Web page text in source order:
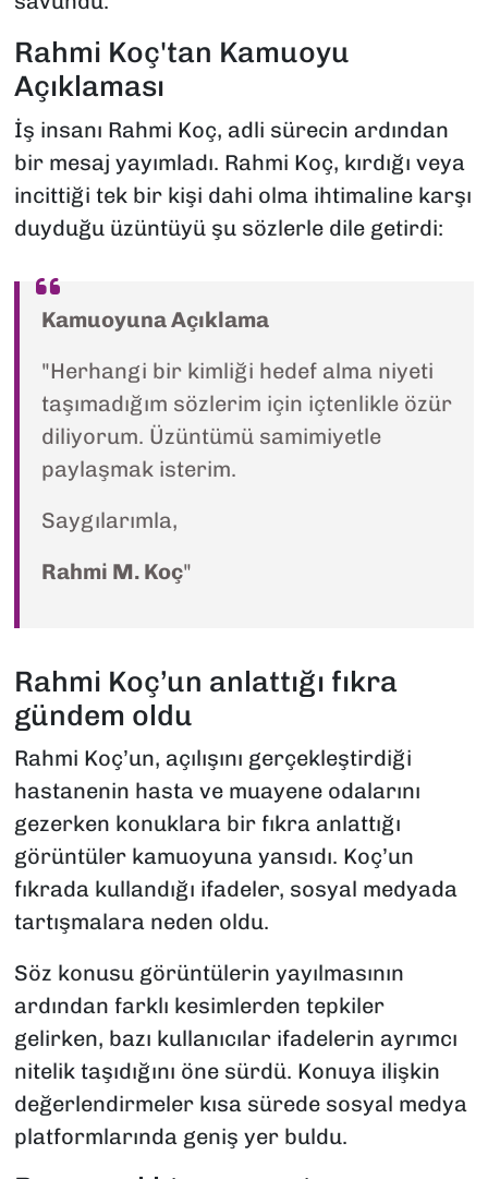
Rahmi Koç'tan Kamuoyu
Açıklaması
İş insanı Rahmi Koç, adli sürecin ardından
bir mesaj yayımladı. Rahmi Koç, kırdığı veya
incittiği tek bir kişi dahi olma ihtimaline karşı
duyduğu üzüntüyü şu sözlerle dile getirdi:
Kamuoyuna Açıklama
"Herhangi bir kimliği hedef alma niyeti
taşımadığım sözlerim için içtenlikle özür
diliyorum. Üzüntümü samimiyetle
paylaşmak isterim.
Saygılarımla,
Rahmi M. Koç"
Rahmi Koç’un anlattığı fıkra
gündem oldu
Rahmi Koç’un, açılışını gerçekleştirdiği
hastanenin hasta ve muayene odalarını
gezerken konuklara bir fıkra anlattığı
görüntüler kamuoyuna yansıdı. Koç’un
fıkrada kullandığı ifadeler, sosyal medyada
tartışmalara neden oldu.
Söz konusu görüntülerin yayılmasının
ardından farklı kesimlerden tepkiler
gelirken, bazı kullanıcılar ifadelerin ayrımcı
nitelik taşıdığını öne sürdü. Konuya ilişkin
değerlendirmeler kısa sürede sosyal medya
platformlarında geniş yer buldu.